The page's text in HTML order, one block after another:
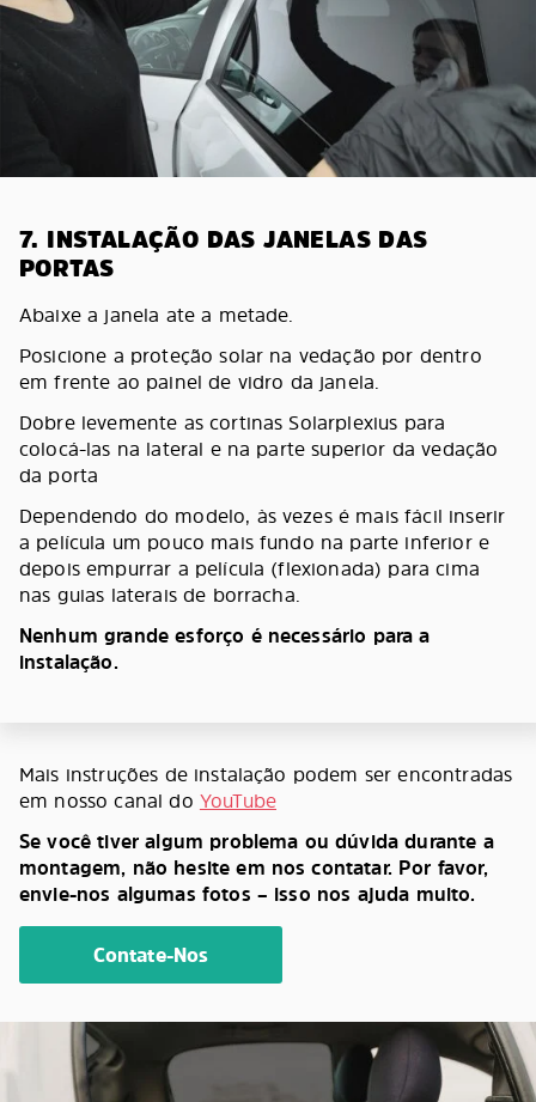
7. INSTALAÇÃO DAS JANELAS DAS
PORTAS
Abaixe a janela ate a metade.
Posicione a proteção solar na vedação por dentro
em frente ao painel de vidro da janela.
Dobre levemente as cortinas Solarplexius para
colocá-las na lateral e na parte superior da vedação
da porta
Dependendo do modelo, às vezes é mais fácil inserir
a película um pouco mais fundo na parte inferior e
depois empurrar a película (flexionada) para cima
nas guias laterais de borracha.
Nenhum grande esforço é necessário para a
instalação.
Mais instruções de instalação podem ser encontradas
em nosso canal do YouTube
Se você tiver algum problema ou dúvida durante a
montagem, não hesite em nos contatar. Por favor,
envie-nos algumas fotos – isso nos ajuda muito.
Contate-Nos